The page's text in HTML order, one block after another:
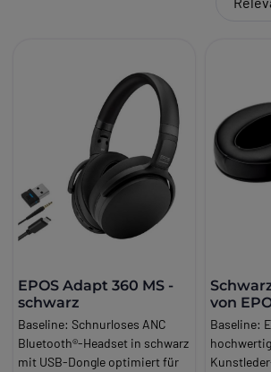
EPOS Adapt 360 MS -
schwarz
Baseline: Schnurloses ANC
Bluetooth®-Headset in schwarz
mit USB-Dongle optimiert für
von
EPOS
Baseline: